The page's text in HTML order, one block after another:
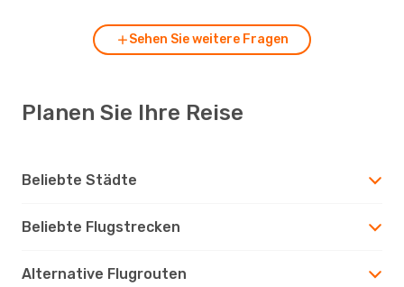
Sehen Sie weitere Fragen
Planen Sie Ihre Reise
Beliebte Städte
Beliebte Flugstrecken
Alternative Flugrouten